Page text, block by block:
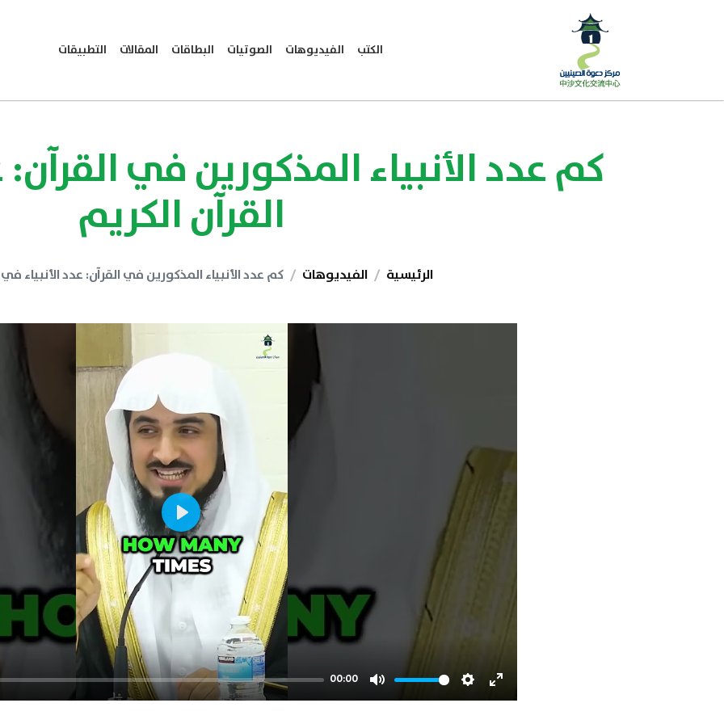
الكتب الفيديوهات الصوتيات البطاقات المقالات التطبيقات
كم عدد الأنبياء المذكورين في
القرآن الكريم
الرئيسية الفيديوهات كم عدد الأنبياء المذكورين في القرآن: عدد الأنبياء في
00:00
Mute Settings
Enter
Play